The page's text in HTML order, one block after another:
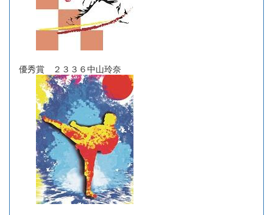
優秀賞 ２３３６中山玲奈